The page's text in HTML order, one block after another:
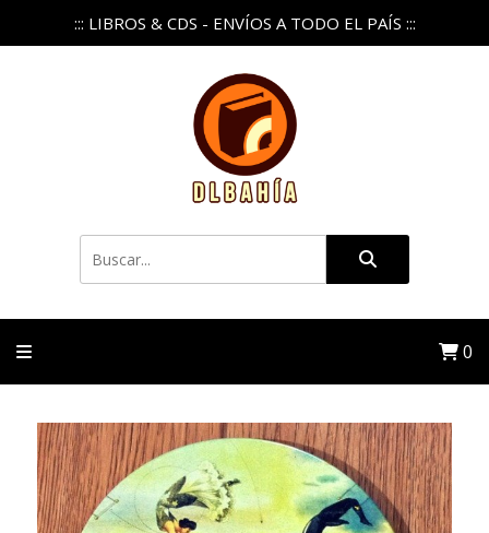
::: LIBROS & CDS - ENVÍOS A TODO EL PAÍS :::
0